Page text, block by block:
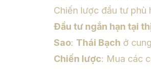
Chiến lược đầu tư phù
Đầu tư ngắn hạn tại
Sao: Thái Bạch ở cung
Chiến lược: Mua các